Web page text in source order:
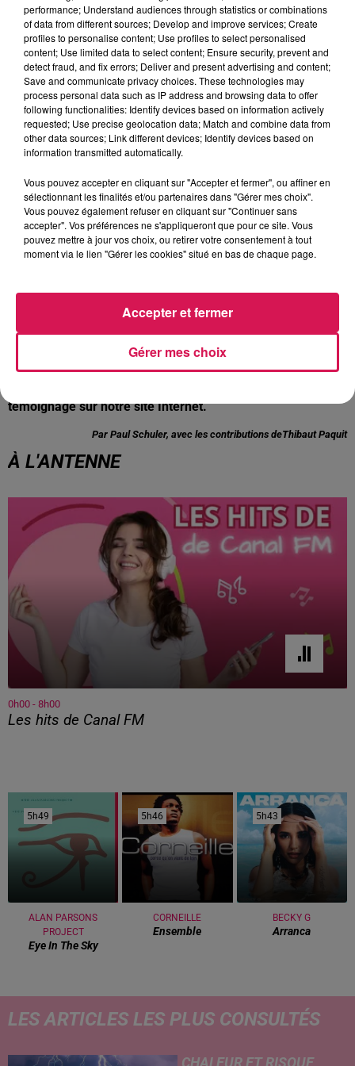
La poursuite de l’opération « un été à Grattières » demain à
Neuf-Mesnil
Au programme, en plus de l’installation d’une mini-ferme
pédagogique regroupant une cinquantaine d’animaux, il y
aura des dégustations de spécialités antillaises, une sorte
de marché du terroir regroupant un maraicher bio, des
apiculteurs, un fabriquant de saucisson et un maître
brasseur, ainsi qu’un atelier créatif pour apprendre à
fabriquer son propre savon. Le programme complet des
festivités est à retrouver sur la page Facebook de
l’association « arts et travaux » de Neuf-Mesnil !
originaire d’Aulnoye-Aymeries
Il s’appelle Olivier Harmant et il vient de parcourir 620
kilomètres en 2 jours, entre la commune de Ploërmel en
bretagne et la ville d’Aulnoye. Ce passionné de vélo est
témoignage sur notre site Internet.
Par Paul Schuler, avec les contributions deThibaut Paquit
À L'ANTENNE
0h00 - 8h00
Les hits de Canal FM
5h49
5h49
ALAN PARSONS
PROJECT
Eye In The Sky
5h46
5h46
CORNEILLE
Ensemble
5h43
5h43
BECKY G
Arranca
LES ARTICLES LES PLUS CONSULTÉS
performance; Understand audiences through statistics or combinations
of data from different sources; Develop and improve services; Create
profiles to personalise content; Use profiles to select personalised
content; Use limited data to select content; Ensure security, prevent and
detect fraud, and fix errors; Deliver and present advertising and content;
Save and communicate privacy choices. These technologies may
process personal data such as IP address and browsing data to offer
following functionalities: Identify devices based on information actively
requested; Use precise geolocation data; Match and combine data from
other data sources; Link different devices; Identify devices based on
information transmitted automatically.
Vous pouvez accepter en cliquant sur "Accepter et fermer", ou affiner en
sélectionnant les finalités et/ou partenaires dans "Gérer mes choix".
Vous pouvez également refuser en cliquant sur "Continuer sans
accepter". Vos préférences ne s'appliqueront que pour ce site. Vous
pouvez mettre à jour vos choix, ou retirer votre consentement à tout
moment via le lien "Gérer les cookies" situé en bas de chaque page.
Gérer mes choix
Accepter et fermer